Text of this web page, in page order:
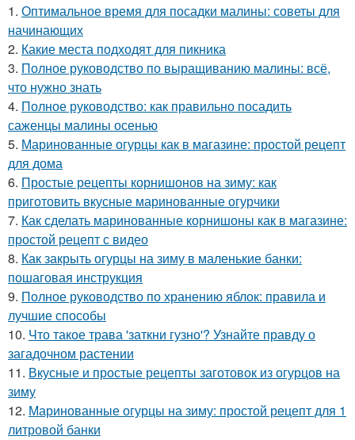
1. Оптимальное время для посадки малины: советы для
начинающих
2. Какие места подходят для пикника
3. Полное руководство по выращиванию малины: всё,
что нужно знать
4. Полное руководство: как правильно посадить
саженцы малины осенью
5. Маринованные огурцы как в магазине: простой рецепт
для дома
6. Простые рецепты корнишонов на зиму: как
приготовить вкусные маринованные огурчики
7. Как сделать маринованные корнишоны как в магазине:
простой рецепт с видео
8. Как закрыть огурцы на зиму в маленькие банки:
пошаговая инструкция
9. Полное руководство по хранению яблок: правила и
лучшие способы
10. Что такое трава 'заткни гузно'? Узнайте правду о
загадочном растении
11. Вкусные и простые рецепты заготовок из огурцов на
зиму
12. Маринованные огурцы на зиму: простой рецепт для 1
литровой банки